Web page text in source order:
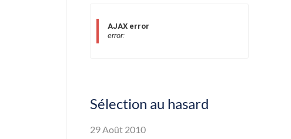
AJAX error
error:
Sélection au hasard
29 Août 2010